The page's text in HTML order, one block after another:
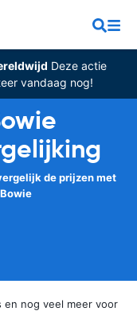
Deze actie
vandaag nog!
de prijzen met
en nog veel meer voor